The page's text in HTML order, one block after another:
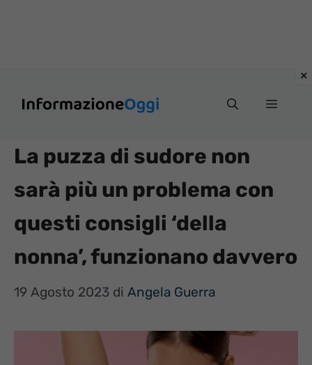
Menu
La puzza di sudore non
sarà più un problema con
questi consigli ‘della
nonna’, funzionano davvero
19 Agosto 2023 di Angela Guerra